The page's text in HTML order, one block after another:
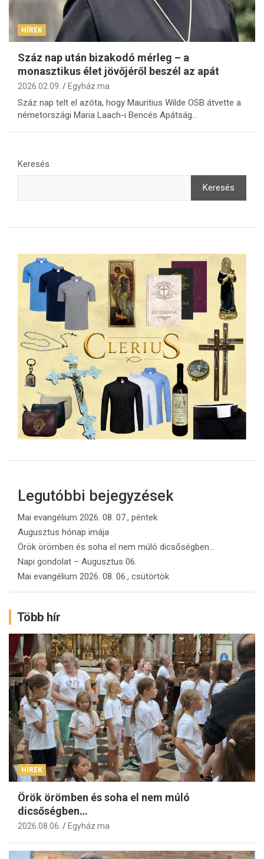
HÍREK
Száz nap után bizakodó mérleg – a
monasztikus élet jövőjéről beszél az apát
2026.02.09. Egyház.ma
Száz nap telt el azóta, hogy Mauritius Wilde OSB átvette a
németországi Maria Laach-i Bencés Apátság…
Keresés
Keresés
Legutóbbi bejegyzések
Mai evangélium 2026. 08. 07., péntek
Augusztus hónap imája
Örök örömben és soha el nem múló dicsőségben…
Napi gondolat – Augusztus 06.
Mai evangélium 2026. 08. 06., csütörtök
Több hír
HÍREK
Örök örömben és soha el nem múló
dicsőségben…
2026.08.06. Egyház.ma